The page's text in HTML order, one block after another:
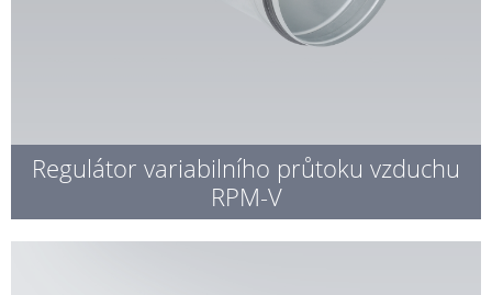
Regulátor variabilního průtoku vzduchu
RPM-V